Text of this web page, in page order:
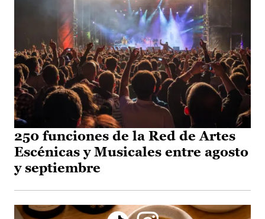
250 funciones de la Red de Artes
Escénicas y Musicales entre agosto
y septiembre